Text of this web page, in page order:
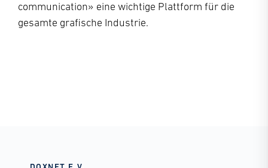
communication» eine wichtige Plattform für die
gesamte grafische Industrie.